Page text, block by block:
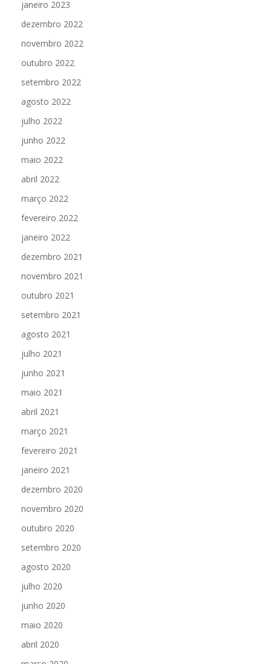
janeiro 2023
dezembro 2022
novembro 2022
outubro 2022
setembro 2022
agosto 2022
julho 2022
junho 2022
maio 2022
abril 2022
março 2022
fevereiro 2022
janeiro 2022
dezembro 2021
novembro 2021
outubro 2021
setembro 2021
agosto 2021
julho 2021
junho 2021
maio 2021
abril 2021
março 2021
fevereiro 2021
janeiro 2021
dezembro 2020
novembro 2020
outubro 2020
setembro 2020
agosto 2020
julho 2020
junho 2020
maio 2020
abril 2020